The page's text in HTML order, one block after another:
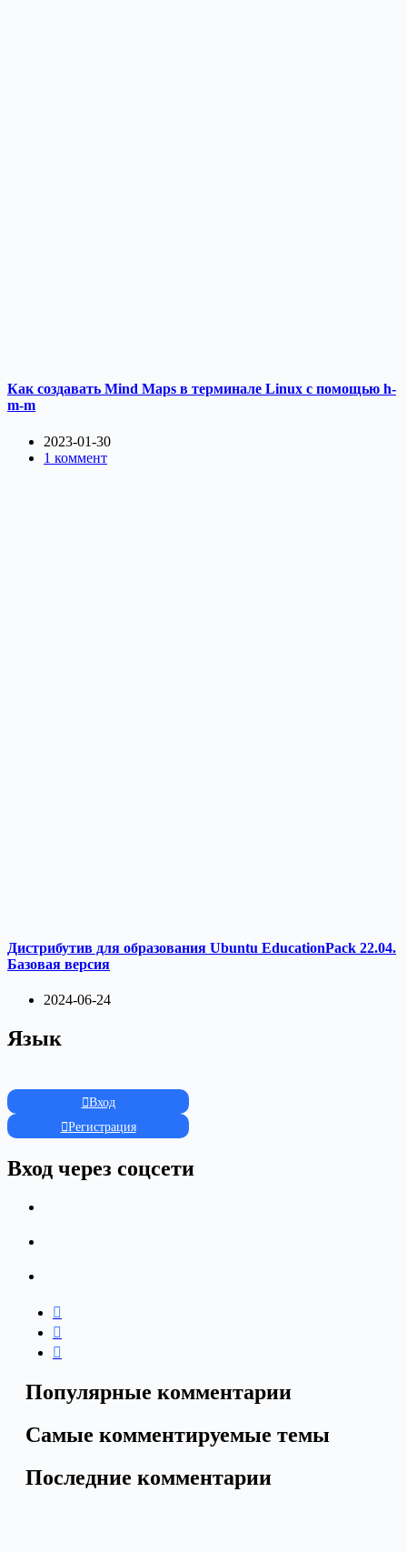
Как создавать Mind Maps в терминале Linux с помощью h-
m-m
2023-01-30
1 коммент
Дистрибутив для образования Ubuntu EducationPack 22.04.
Базовая версия
2024-06-24
Язык
Вход
Регистрация
Вход через соцсети
Популярные комментарии
Самые комментируемые темы
Последние комментарии